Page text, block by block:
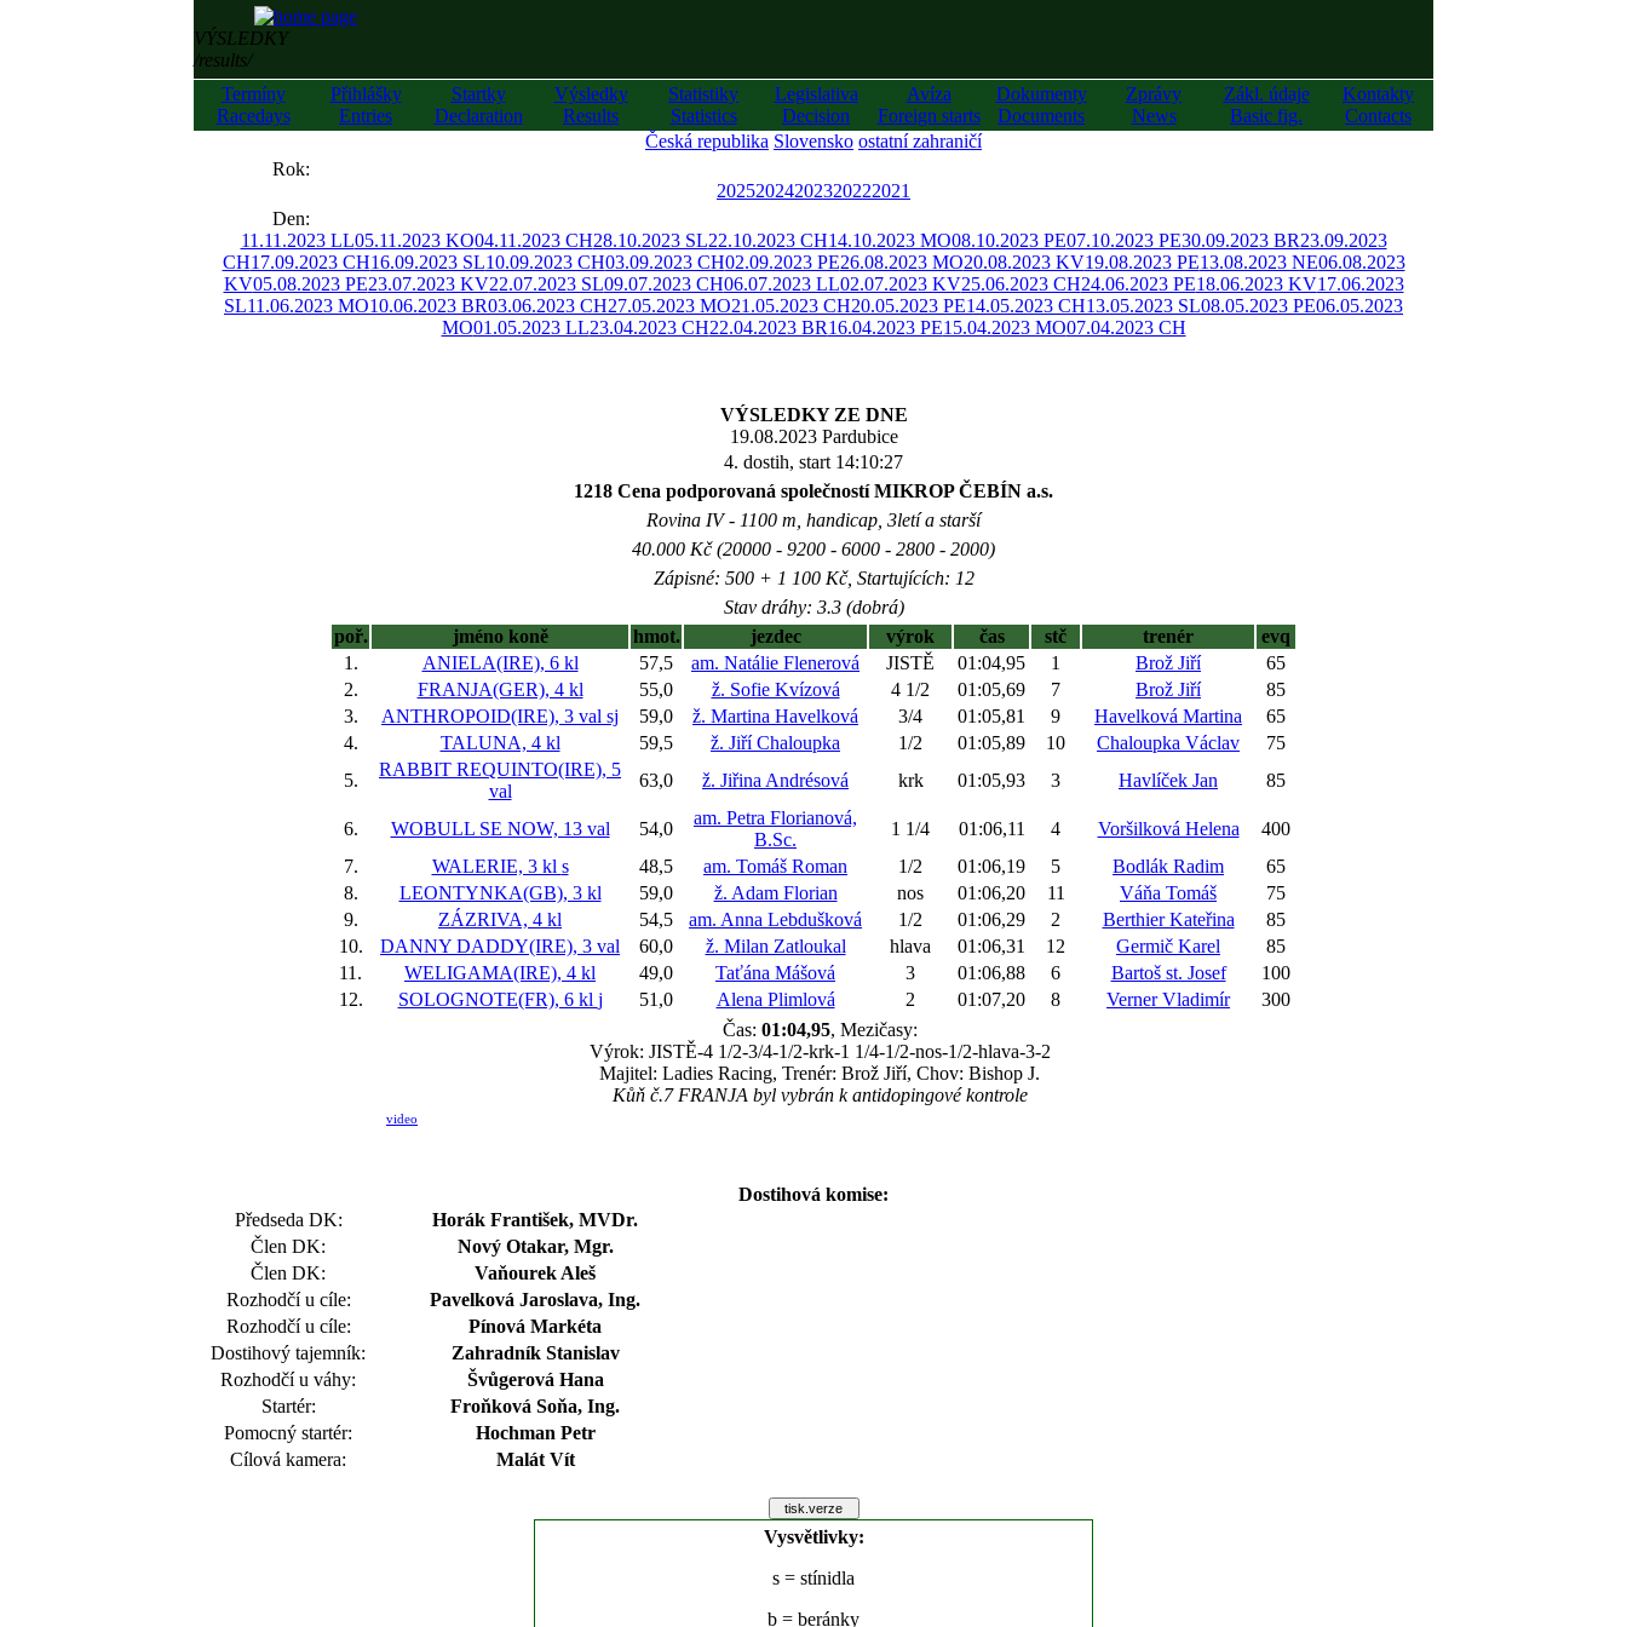
VÝSLEDKY
/results/
Termíny
Racedays
Přihlášky
Entries
Startky
Declaration
Výsledky
Results
Statistiky
Statistics
Legislativa
Decision
Avíza
Foreign starts
Dokumenty
Documents
Zprávy
News
Zákl. údaje
Basic fig.
Kontakty
Contacts
Česká republika Slovensko ostatní zahraničí
Rok:
20252024202320222021
Den:
11.11.2023 LL05.11.2023 KO04.11.2023 CH28.10.2023 SL22.10.2023 CH14.10.2023 MO08.10.2023 PE07.10.2023 PE30.09.2023 BR23.09.2023
CH17.09.2023 CH16.09.2023 SL10.09.2023 CH03.09.2023 CH02.09.2023 PE26.08.2023 MO20.08.2023 KV19.08.2023 PE13.08.2023 NE06.08.2023
KV05.08.2023 PE23.07.2023 KV22.07.2023 SL09.07.2023 CH06.07.2023 LL02.07.2023 KV25.06.2023 CH24.06.2023 PE18.06.2023 KV17.06.2023
SL11.06.2023 MO10.06.2023 BR03.06.2023 CH27.05.2023 MO21.05.2023 CH20.05.2023 PE14.05.2023 CH13.05.2023 SL08.05.2023 PE06.05.2023
MO01.05.2023 LL23.04.2023 CH22.04.2023 BR16.04.2023 PE15.04.2023 MO07.04.2023 CH
VÝSLEDKY ZE DNE
19.08.2023 Pardubice
4. dostih, start 14:10:27
1218 Cena podporovaná společností MIKROP ČEBÍN a.s.
Rovina IV - 1100 m, handicap, 3letí a starší
40.000 Kč (20000 - 9200 - 6000 - 2800 - 2000)
Zápisné: 500 + 1 100 Kč, Startujících: 12
Stav dráhy: 3.3 (dobrá)
poř.
jméno koně hmot. jezdec výrok čas stč trenér
evq
1.
ANIELA(IRE), 6 kl 57,5 am. Natálie Flenerová JISTĚ 01:04,95 1 Brož Jiří
65
2.
FRANJA(GER), 4 kl 55,0 ž. Sofie Kvízová 4 1/2 01:05,69 7 Brož Jiří
85
3.
ANTHROPOID(IRE), 3 val sj 59,0 ž. Martina Havelková 3/4 01:05,81 9 Havelková Martina
65
4.
TALUNA, 4 kl 59,5 ž. Jiří Chaloupka 1/2 01:05,89 10 Chaloupka Václav
75
5.
RABBIT REQUINTO(IRE), 5
val
63,0 ž. Jiřina Andrésová krk 01:05,93 3 Havlíček Jan 85
6. WOBULL SE NOW, 13 val 54,0
am. Petra Florianová,
B.Sc.
1 1/4 01:06,11 4 Voršilková Helena
400
7.
WALERIE, 3 kl s 48,5 am. Tomáš Roman 1/2 01:06,19 5 Bodlák Radim
65
8.
LEONTYNKA(GB), 3 kl 59,0 ž. Adam Florian nos 01:06,20 11 Váňa Tomáš
75
9.
ZÁZRIVA, 4 kl 54,5 am. Anna Lebdušková 1/2 01:06,29 2 Berthier Kateřina
85
10.
DANNY DADDY(IRE), 3 val 60,0 ž. Milan Zatloukal hlava 01:06,31 12 Germič Karel
85
11.
WELIGAMA(IRE), 4 kl 49,0 Taťána Mášová 3 01:06,88 6 Bartoš st. Josef
100
12.
SOLOGNOTE(FR), 6 kl j 51,0 Alena Plimlová 2 01:07,20 8 Verner Vladimír
300
Čas: 01:04,95, Mezičasy:
Výrok: JISTĚ-4 1/2-3/4-1/2-krk-1 1/4-1/2-nos-1/2-hlava-3-2
Majitel: Ladies Racing, Trenér: Brož Jiří, Chov: Bishop J.
Kůň č.7 FRANJA byl vybrán k antidopingové kontrole
video
Dostihová komise:
Předseda DK:
Horák František, MVDr.
Člen DK:
Nový Otakar, Mgr.
Člen DK:
Vaňourek Aleš
Rozhodčí u cíle:
Pavelková Jaroslava, Ing.
Rozhodčí u cíle:
Pínová Markéta
Dostihový tajemník:
Zahradník Stanislav
Rozhodčí u váhy:
Švůgerová Hana
Startér:
Froňková Soňa, Ing.
Pomocný startér:
Hochman Petr
Cílová kamera:
Malát Vít
Vysvětlivky:
s = stínidla
b = beránky